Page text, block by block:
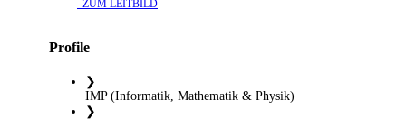
​ ZUM LEITBILD
Profile
❯
IMP (Informatik, Mathematik & Physik)
❯